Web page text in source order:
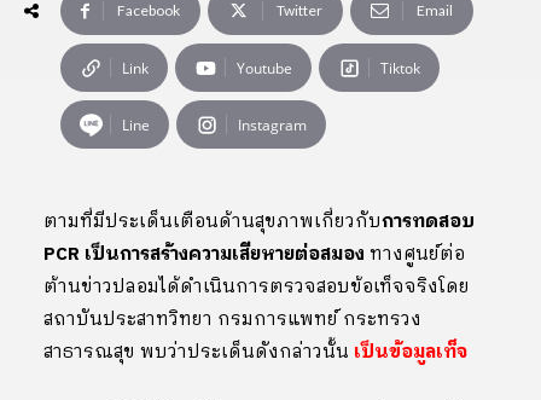
Facebook Twitter Email
Link Youtube Tiktok
Line Instagram
ตามที่มีประเด็นเตือนด้านสุขภาพเกี่ยวกับการทดสอบ
PCR เป็นการสร้างความเสียหายต่อสมอง ทางศูนย์ต่อ
ต้านข่าวปลอมได้ดำเนินการตรวจสอบข้อเท็จจริงโดย
สถาบันประสาทวิทยา กรมการแพทย์ กระทรวง
สาธารณสุข พบว่าประเด็นดังกล่าวนั้น เป็นข้อมูลเท็จ